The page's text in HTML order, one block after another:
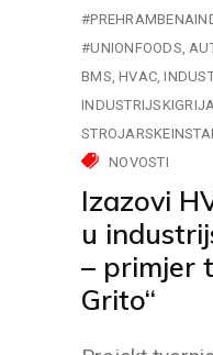
#UNIONFOODS
BMS HVAC
NOVOSTI
Izazovi
u
– primjer
Grito“